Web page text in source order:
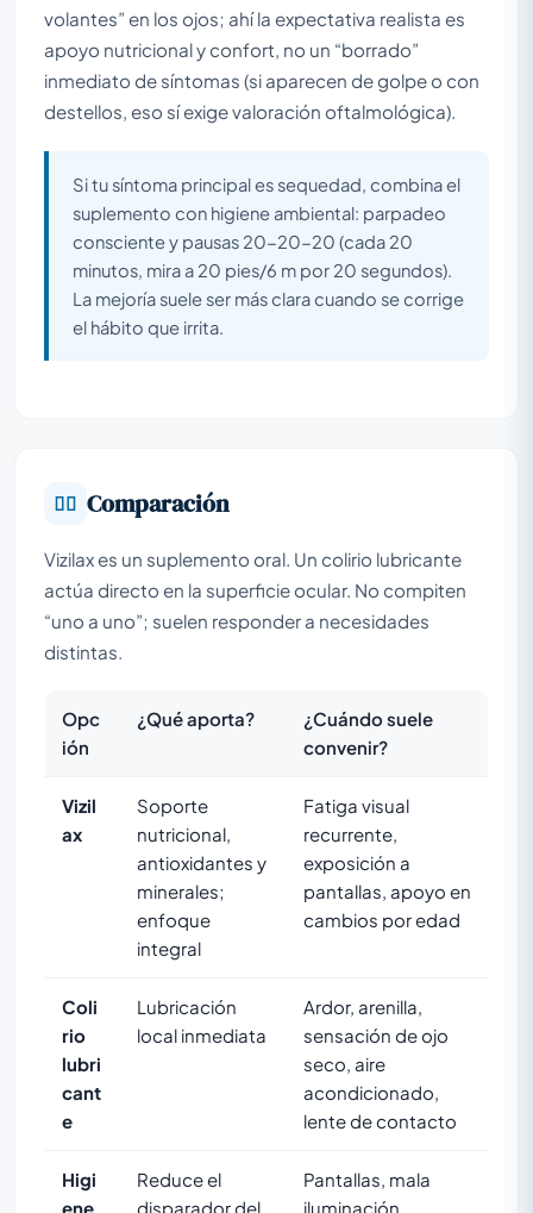
volantes” en los ojos; ahí la expectativa realista es
apoyo nutricional y confort, no un “borrado”
inmediato de síntomas (si aparecen de golpe o con
destellos, eso sí exige valoración oftalmológica).
Si tu síntoma principal es sequedad, combina el
suplemento con higiene ambiental: parpadeo
consciente y pausas 20-20-20 (cada 20
minutos, mira a 20 pies/6 m por 20 segundos).
La mejoría suele ser más clara cuando se corrige
el hábito que irrita.
Comparación
Vizilax es un suplemento oral. Un colirio lubricante
actúa directo en la superficie ocular. No compiten
“uno a uno”; suelen responder a necesidades
distintas.
Opc
ión
¿Qué aporta?
¿Cuándo suele
convenir?
Vizil
ax
Soporte
nutricional,
antioxidantes y
minerales;
enfoque
integral
Fatiga visual
recurrente,
exposición a
pantallas, apoyo en
cambios por edad
Coli
rio
lubri
cant
e
Lubricación
local inmediata
Ardor, arenilla,
sensación de ojo
seco, aire
acondicionado,
lente de contacto
Higi
ene
Reduce el
disparador del
Pantallas, mala
iluminación,